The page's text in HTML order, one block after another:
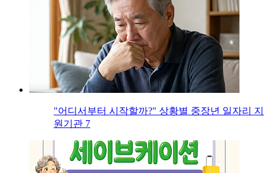
"어디서부터 시작할까?" 상황별 중장년 일자리 지
원기관 7